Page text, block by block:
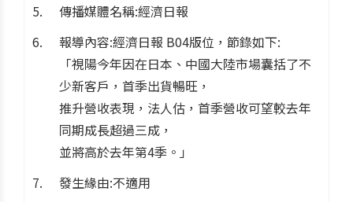
傳播媒體名稱:經濟日報
報導內容:經濟日報 B04版位，節錄如下:
「視陽今年因在日本、中國大陸市場囊括了不
少新客戶，首季出貨暢旺，
推升營收表現，法人估，首季營收可望較去年
同期成長超過三成，
並將高於去年第4季。」
發生緣由:不適用